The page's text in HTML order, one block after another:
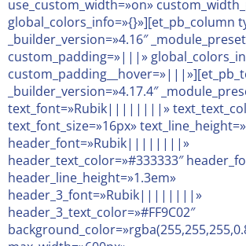
use_custom_width=»on»
global_colors_info=»{}»][et_pb_column
_builder_version=»4.16″
custom_padding=»|||»
_builder_version=»4.17.4″
text_font=»Rubik||||||||»
text_font_size=»16px»
header_font=»Rubik||||||||»
header_text_color=»#333333″
header_line_height=»1.3em»
header_3_font=»Rubik||||||||»
header_3_text_color=»#FF9C02″